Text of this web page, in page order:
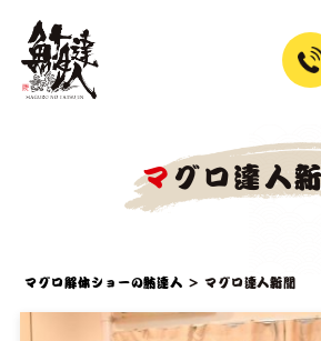
マグロ達人
マグロ解体ショーの鮪達人 > マグロ達人新聞